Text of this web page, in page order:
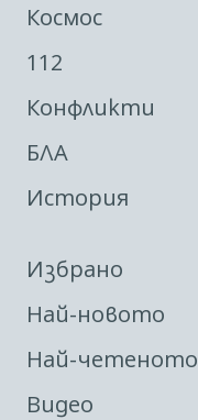
Космос
112
Конфликти
БЛА
История
Избрано
Най-новото
Най-четеното
Видео